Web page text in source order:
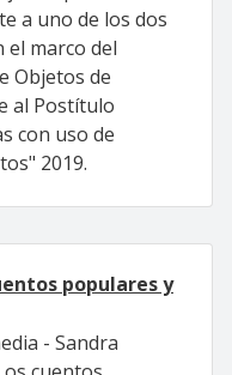
a uno de los dos
el marco del
Objetos de
al Postítulo
con uso de
2019.
populares y
- Sandra